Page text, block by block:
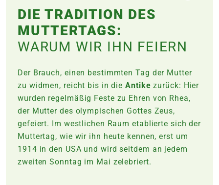
DIE TRADITION DES
MUTTERTAGS:
WARUM WIR IHN FEIERN
Der Brauch, einen bestimmten Tag der Mutter
zu widmen, reicht bis in dieAntike zurück: Hier
wurden regelmäßig Feste zu Ehren von Rhea,
der Mutter des olympischen Gottes Zeus,
gefeiert. Im westlichen Raum etablierte sich der
Muttertag, wie wir ihn heute kennen, erst um
1914 in den USA und wird seitdem an jedem
zweiten Sonntag im Mai zelebriert.